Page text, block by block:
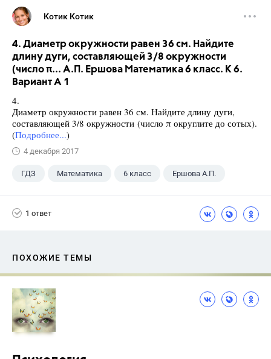
Котик Котик
4. Диаметр окружности равен 36 см. Найдите
длину дуги, составляющей 3/8 окружности
(число π... А.П. Ершова Математика 6 класс. К 6.
Вариант А 1
4.
Диаметр окружности равен 36 см. Найдите длину дуги,
составляющей 3/8 окружности (число π округлите до сотых).
(Подробнее...)
4 декабря 2017
ГДЗ Математика 6 класс Ершова А.П.
1 ответ
ПОХОЖИЕ ТЕМЫ